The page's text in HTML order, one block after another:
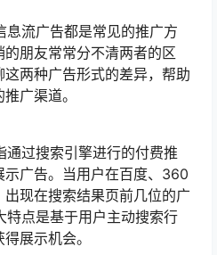
息流广告都是常见的推广方
朋友常常分不清两者的区
两种广告形式的差异，帮助
广渠道。
通过搜索引擎进行的付费推
广告。当用户在百度、360
现在搜索结果页前几位的广
特点是基于用户主动搜索行
展示机会。